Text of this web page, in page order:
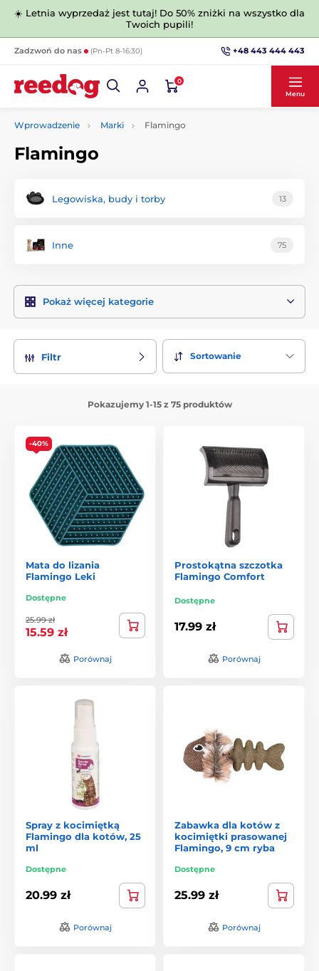
☀️ Letnia wyprzedaż jest tutaj! Do 50% zniżki na wszystko dla
Twoich pupili!
Zadzwoń do nas (Pn-Pt 8-16:30) +48 443 444 443
0
Menu
Wprowadzenie Marki Flamingo
Flamingo
Legowiska, budy i torby 13
Inne 75
Pokaż więcej kategorie
Filtr Sortowanie
Pokazujemy 1-15 z 75 produktów
-40%
Mata do lizania
Flamingo Leki
Dostępne
25.99 zł
15.59 zł
Porównaj
Prostokątna szczotka
Flamingo Comfort
Dostępne
17.99 zł
Porównaj
Spray z kocimiętką
Flamingo dla kotów, 25
ml
Dostępne
20.99 zł
Porównaj
Zabawka dla kotów z
kocimiętki prasowanej
Flamingo, 9 cm ryba
Dostępne
25.99 zł
Porównaj